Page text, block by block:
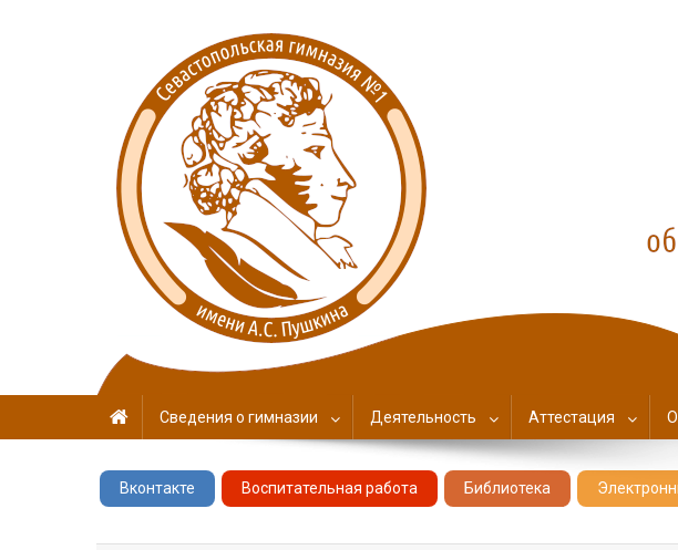
Севастопольская гимназия №1
имени А. С. Пушкина
Сведения о гимназии Деятельность Аттестация
Вконтакте Воспитательная работа Библиотека